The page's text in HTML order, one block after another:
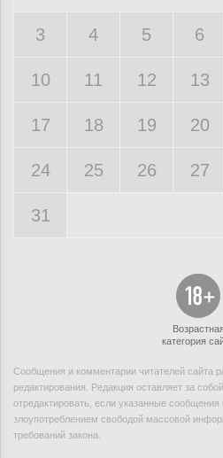
3 4 5 6
10 11 12 13
17 18 19 20
24 25 26 27
31
категория
Сообщения и комментарии читателей сайта
редактирования. Редакция оставляет за
отредактировать, если указанные
злоупотреблением свободой массовой
требований закона.